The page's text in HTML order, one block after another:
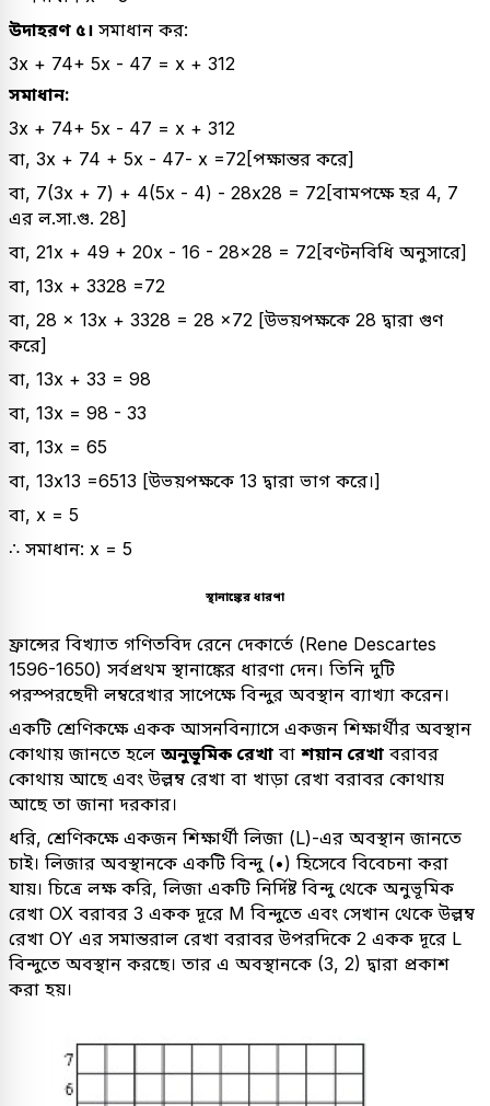
উদাহরণ ৫। সমাধান কর:
3x + 74+ 5x - 47 = x + 312
সমাধান:
3x + 74+ 5x - 47 = x + 312
বা, 3x + 74 + 5x - 47- x =72 [পক্ষান্তর করে]
বা, 7(3x + 7) + 4(5x - 4) - 28x28 = 72 [বামপক্ষে হর 4, 7
এর ল.সা.গু. 28]
বা, 21x + 49 + 20x - 16 - 28x28 = 72 [বণ্টনবিধি অনুসারে]
বা, 13x + 3328 =72
বা, 28 × 13x + 3328 = 28 ×72 [উভয়পক্ষকে 28 দ্বারা গুণ
করে]
বা, 13x + 33 = 98
বা, 13x = 98 - 33
বা, 13x = 65
বা, 13x13 =6513 [উভয়পক্ষকে 13 দ্বারা ভাগ করে।]
বা, x = 5
∴ সমাধান: x = 5
স্থানাঙ্কের ধারণা
ফ্রান্সের বিখ্যাত গণিতবিদ রেনে দেকার্তে (Rene Descartes
1596-1650) সর্বপ্রথম স্থানাঙ্কের ধারণা দেন। তিনি দুটি
পরস্পরছেদী লম্বরেখার সাপেক্ষে বিন্দুর অবস্থান ব্যাখ্যা করেন।
একটি শ্রেণিকক্ষে একক আসনবিন্যাসে একজন শিক্ষার্থীর অবস্থান
কোথায় জানতে হলে অনুভূমিক রেখা বা শয়ান রেখা বরাবর
কোথায় আছে এবং উল্লম্ব রেখা বা খাড়া রেখা বরাবর কোথায়
আছে তা জানা দরকার।
ধরি, শ্রেণিকক্ষে একজন শিক্ষার্থী লিজা (L)-এর অবস্থান জানতে
চাই। লিজার অবস্থানকে একটি বিন্দু (•) হিসেবে বিবেচনা করা
যায়। চিত্রে লক্ষ করি, লিজা একটি নির্দিষ্ট বিন্দু থেকে অনুভূমিক
রেখা OX বরাবর 3 একক দূরে M বিন্দুতে এবং সেখান থেকে উল্লম্ব
রেখা OY এর সমান্তরাল রেখা বরাবর উপরদিকে 2 একক দূরে L
বিন্দুতে অবস্থান করছে। তার এ অবস্থানকে (3, 2) দ্বারা প্রকাশ
করা হয়।